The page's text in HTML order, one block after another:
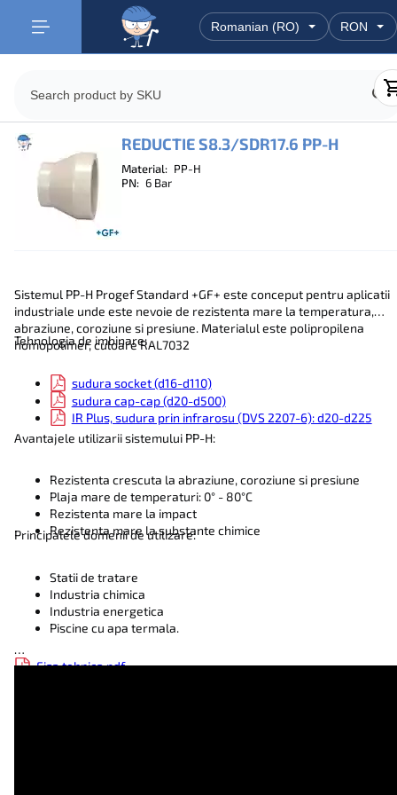
REDUCTIE S8.3/SDR17.6 PP-H
Material: PP-H
PN: 6 Bar
Sistemul PP-H Progef Standard +GF+ este conceput pentru aplicatii
industriale unde este nevoie de rezistenta mare la temperatura,
abraziune, coroziune si presiune. Materialul este polipropilena
homopolimer, culoare RAL7032
Tehnologia de imbinare:
sudura socket (d16-d110)
sudura cap-cap (d20-d500)
IR Plus, sudura prin infrarosu (DVS 2207-6): d20-d225
Avantajele utilizarii sistemului PP-H:
Rezistenta crescuta la abraziune, coroziune si presiune
Plaja mare de temperaturi: 0° - 80°C
Rezistenta mare la impact
Rezistenta mare la substante chimice
Principalele domenii de utilizare:
Statii de tratare
Industria chimica
Industria energetica
Piscine cu apa termala.
Fisa tehnica.pdf